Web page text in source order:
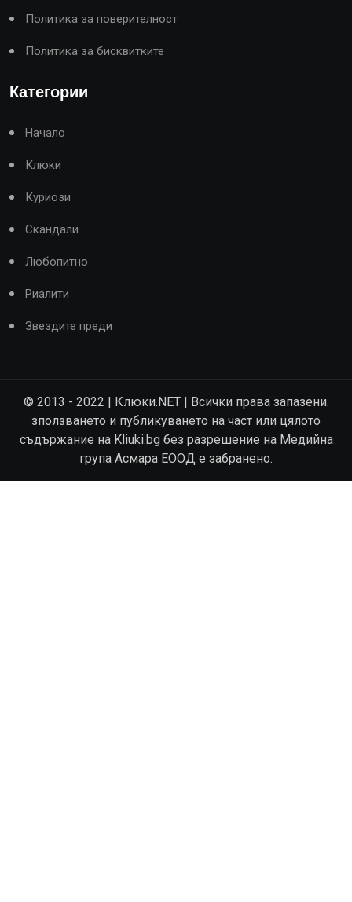
Политика за поверителност
Политика за бисквитките
Категории
Начало
Клюки
Куриози
Скандали
Любопитно
Риалити
Звездите преди
© 2013 - 2022 | Клюки.NET | Всички права запазени.
зползването и публикуването на част или цялото
съдържание на Kliuki.bg без разрешение на Медийна
група Асмара ЕООД е забранено.